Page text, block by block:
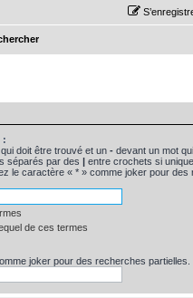
:
doit être trouvé et un - devant un mot
séparés par des | entre crochets si
le caractère « * » comme joker pour des
de ces termes
joker pour des recherches partielles.